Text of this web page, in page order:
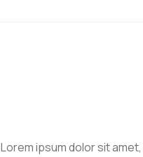
Lorem ipsum dolor sit amet,